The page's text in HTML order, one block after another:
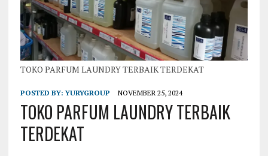
TOKO PARFUM LAUNDRY TERBAIK TERDEKAT
POSTED BY:YURYGROUP NOVEMBER 25, 2024
TOKO PARFUM LAUNDRY TERBAIK
TERDEKAT